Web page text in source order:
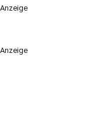
Anzeige
Anzeige